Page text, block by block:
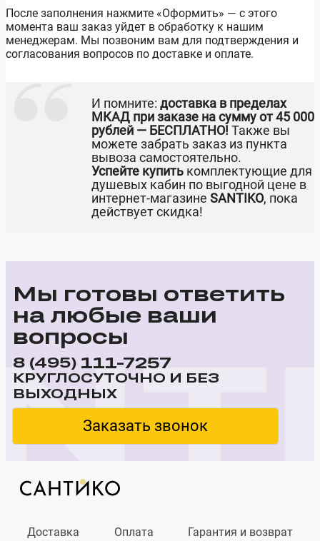
После заполнения нажмите «Оформить» — с этого
момента ваш заказ уйдет в обработку к нашим
менеджерам. Мы позвоним вам для подтверждения и
согласования вопросов по доставке и оплате.
И помните: доставка в пределах
МКАД при заказе на сумму от 45 000
рублей — БЕСПЛАТНО! Также вы
можете забрать заказ из пункта
вывоза самостоятельно.
Успейте купить комплектующие для
душевых кабин по выгодной цене в
интернет-магазине SANTIKO, пока
действует скидка!
Мы готовы ответить
на любые ваши
вопросы
8 (495) 111-7257
КРУГЛОСУТОЧНО И БЕЗ
ВЫХОДНЫХ
Заказать звонок
Доставка Оплата Гарантия и возврат